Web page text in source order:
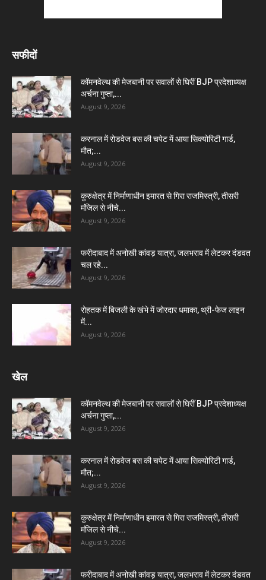
सफीदों
कॉमनवेल्थ की मेजबानी पर सवालों से घिरीं BJP प्रदेशाध्यक्ष
अर्चना गुप्ता,...
August 9, 2026
करनाल में रोडवेज बस की चपेट में आया सिक्योरिटी गार्ड,
मौत;...
August 9, 2026
कुरुक्षेत्र में निर्माणाधीन इमारत से गिरा राजमिस्त्री, तीसरी
मंजिल से नीचे...
August 9, 2026
फरीदाबाद में अनोखी कांवड़ यात्रा, जलभराव में लेटकर दंडवत
चल रहे...
August 9, 2026
रोहतक में बिजली के खंभे में जोरदार धमाका, थ्री-फेज लाइन
में...
August 9, 2026
खेल
कॉमनवेल्थ की मेजबानी पर सवालों से घिरीं BJP प्रदेशाध्यक्ष
अर्चना गुप्ता,...
August 9, 2026
करनाल में रोडवेज बस की चपेट में आया सिक्योरिटी गार्ड,
मौत;...
August 9, 2026
कुरुक्षेत्र में निर्माणाधीन इमारत से गिरा राजमिस्त्री, तीसरी
मंजिल से नीचे...
August 9, 2026
फरीदाबाद में अनोखी कांवड़ यात्रा, जलभराव में लेटकर दंडवत